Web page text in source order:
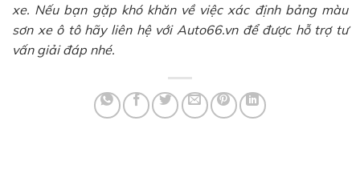
xe. Nếu bạn gặp khó khăn về việc xác định bảng màu
sơn xe ô tô hãy liên hệ với Auto66.vn để được hỗ trợ tư
vấn giải đáp nhé.